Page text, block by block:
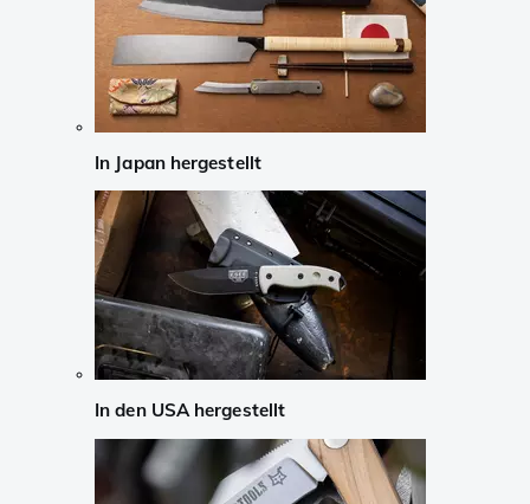
In Japan hergestellt
In den USA hergestellt